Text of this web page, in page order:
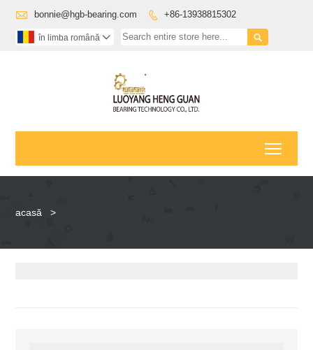
 bonnie@hgb-bearing.com  +86-13938815302

în limba română 
acasă >